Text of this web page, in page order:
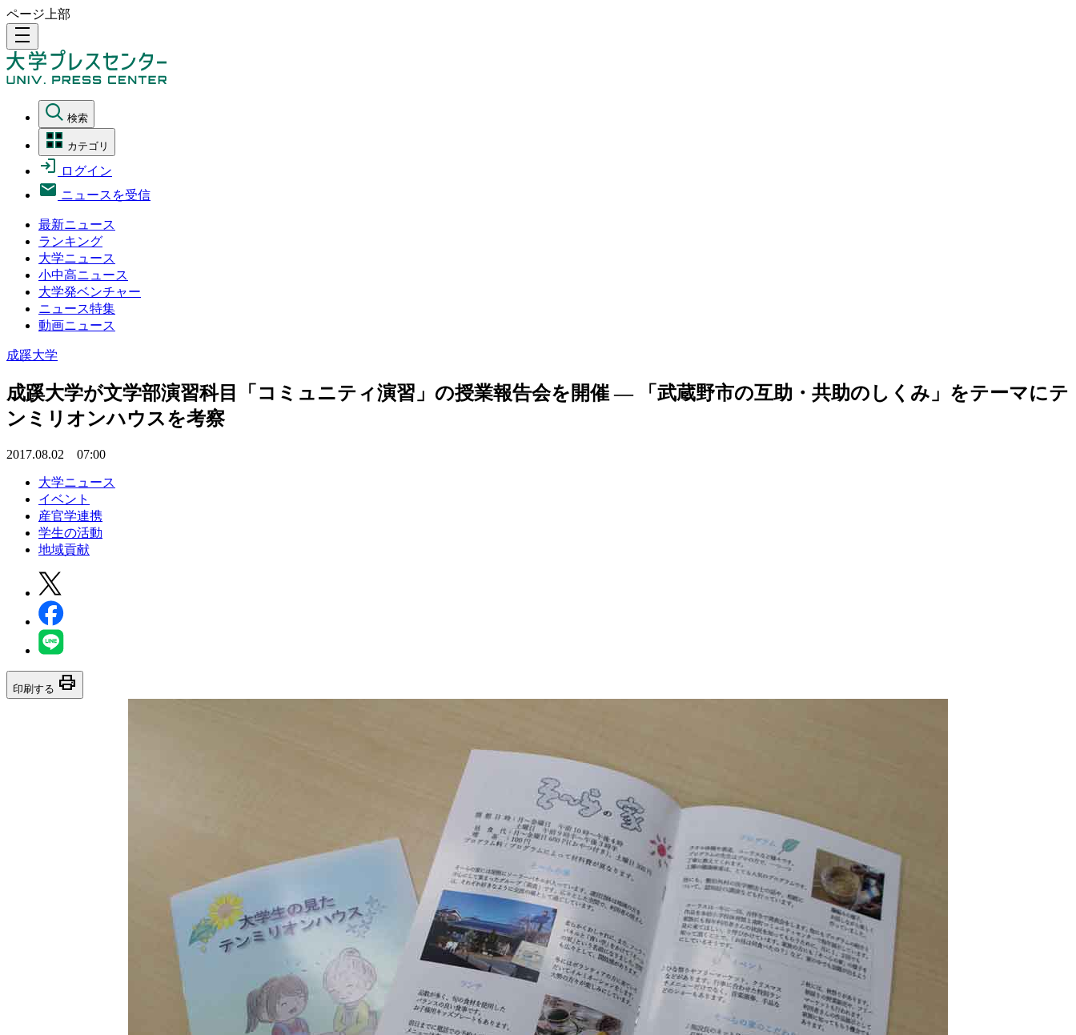
ページ上部
density_medium
検索
カテゴリ
ログイン
ニュースを受信
最新ニュース
ランキング
大学ニュース
小中高ニュース
大学発ベンチャー
ニュース特集
動画ニュース
成蹊大学
成蹊大学が文学部演習科目「コミュニティ演習」の授業報告会を開催 — 「武蔵野市の互助・共助のしくみ」をテーマにテ
ンミリオンハウスを考察
2017.08.02 07:00
大学ニュース
イベント
産官学連携
学生の活動
地域貢献
印刷する print